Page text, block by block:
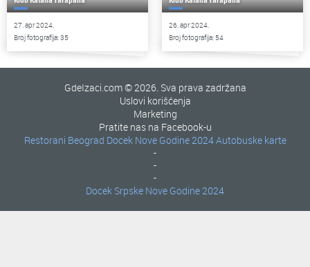
27. apr 2024.
Broj fotografija: 35
26. apr 2024.
Broj fotografija: 54
GdeIzaci.com © 2026. Sva prava zadržana
Uslovi korišćenja
Marketing
Pratite nas na Facebook-u
Restorani Beograd
-
Docek Nove Godine 2024
-
Autobuske karte
-
Docek Srpske Nove Godine 2024